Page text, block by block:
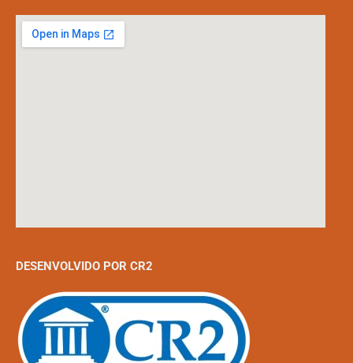
DESENVOLVIDO POR CR2